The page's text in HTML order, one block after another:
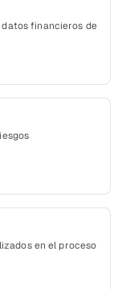
financieros de
en el proceso